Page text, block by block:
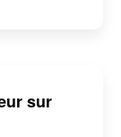
sur